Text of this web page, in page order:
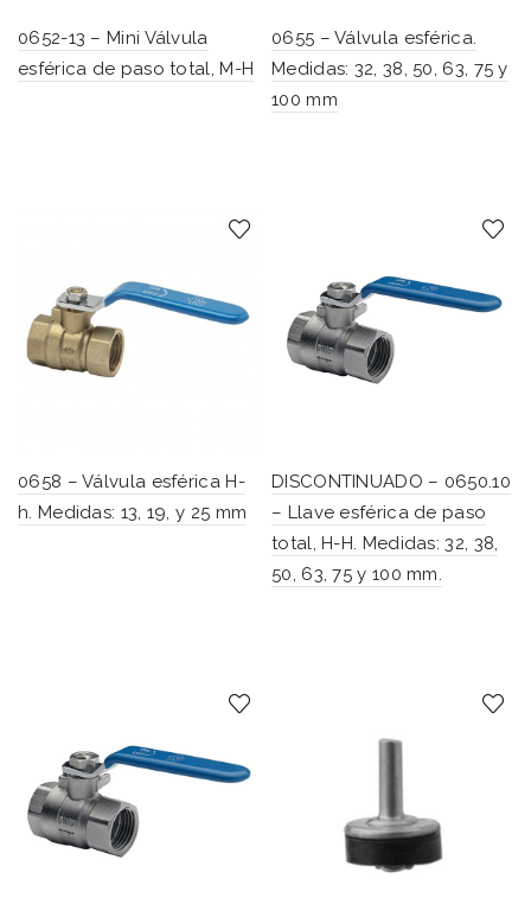
0652-13 – Mini Válvula
esférica de paso total, M-H
0655 – Válvula esférica.
Medidas: 32, 38, 50, 63, 75 y
100 mm
0658 – Válvula esférica H-
h. Medidas: 13, 19, y 25 mm
DISCONTINUADO – 0650.10
– Llave esférica de paso
total, H-H. Medidas: 32, 38,
50, 63, 75 y 100 mm.